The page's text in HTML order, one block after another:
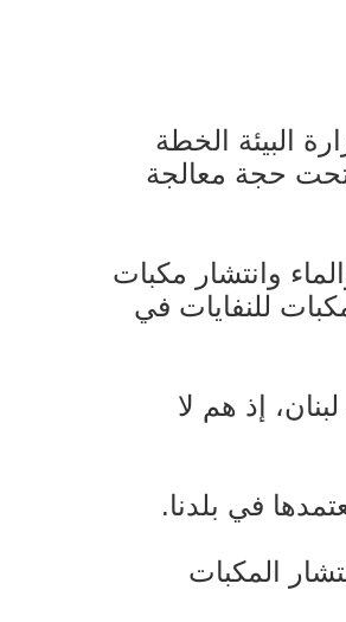
منذ العام 1997، أي منذ إقرار وزارة البيئة الخطة
تحت حجة معالجة
وانتشار مكبات
للنفايات في
إذ هم لا
في بلدنا.
المكبات